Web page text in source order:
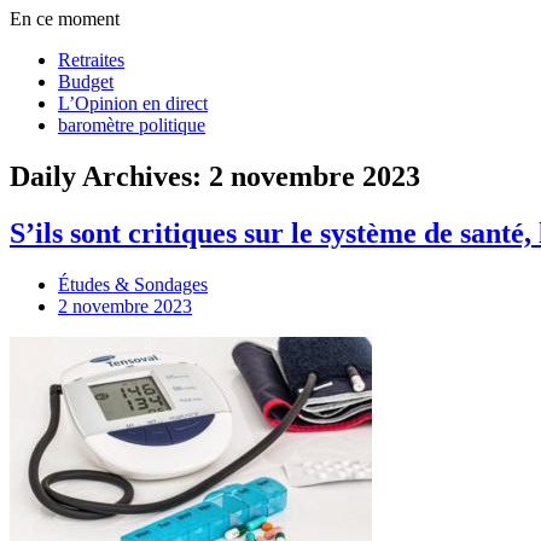
En ce moment
Retraites
Budget
L’Opinion en direct
baromètre politique
Daily Archives: 2 novembre 2023
S’ils sont critiques sur le système de
Études & Sondages
2 novembre 2023